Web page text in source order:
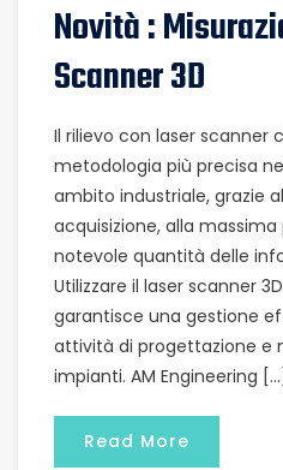
Novità :
Scanner 3D
Il rilievo con laser scanner
metodologia più precisa
ambito industriale, grazie
acquisizione, alla
notevole quantità delle
Utilizzare il laser scanner
garantisce una gestione
attività di progettazione e
impianti. AM Engineering […]
Read More